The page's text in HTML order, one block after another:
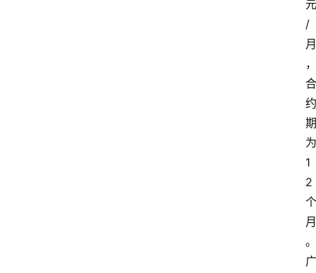
元
/
月
，
合
约
期
为
1
2
个
月
。
广